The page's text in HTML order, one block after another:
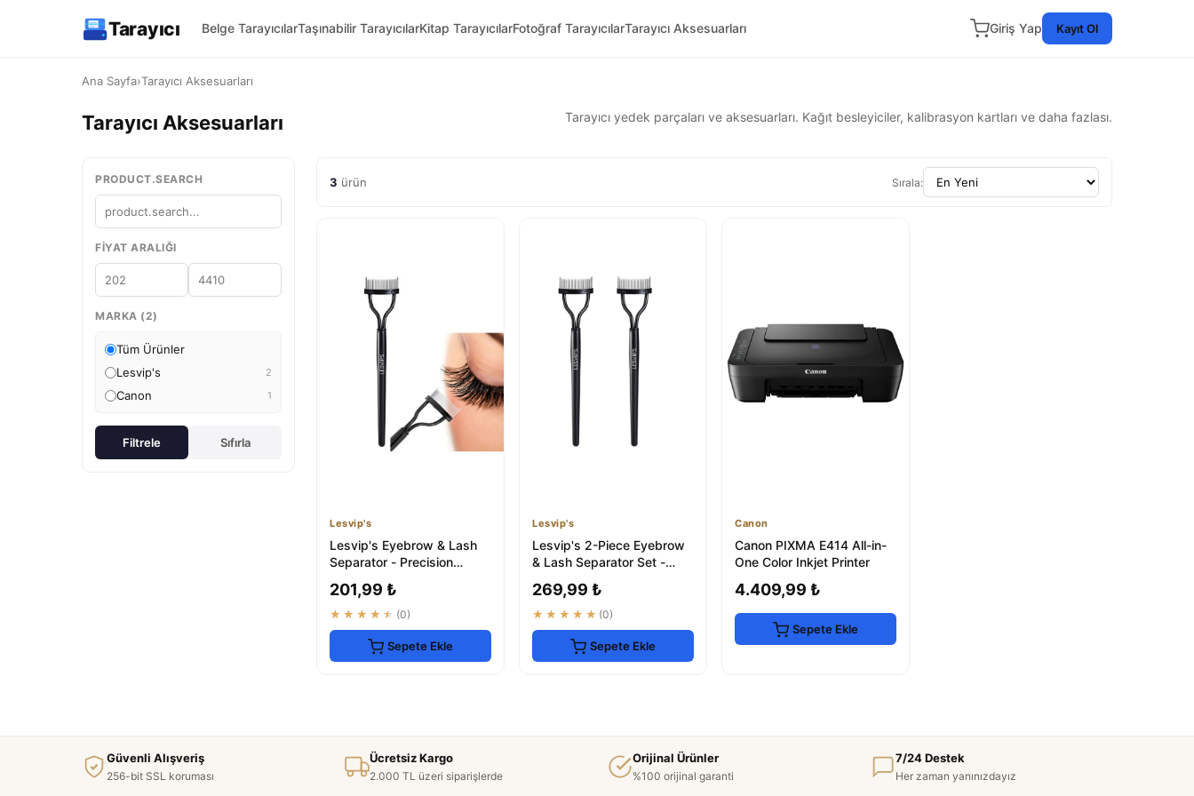
Tarayıcı Belge TarayıcılarTaşınabilir TarayıcılarKitap TarayıcılarFotoğraf TarayıcılarTarayıcı Aksesuarları Giriş Yap Kayıt Ol
Ana Sayfa›Tarayıcı Aksesuarları
Tarayıcı Aksesuarları Tarayıcı yedek parçaları ve aksesuarları. Kağıt besleyiciler, kalibrasyon kartları ve daha fazlası.
PRODUCT.SEARCH
FIYAT ARALIĞI
MARKA (2)
Tüm Ürünler
Lesvip's
2
Canon 1
Filtrele Sıfırla
3 ürün Sırala:
Lesvip's
Lesvip's Eyebrow & Lash
Separator - Precision
201,99 ₺
★★★★★ (0)
Sepete Ekle
Lesvip's
Lesvip's 2-Piece Eyebrow
& Lash Separator Set -
269,99 ₺
★★★★★ (0)
Sepete Ekle
Canon
Canon PIXMA E414 All-in-
One Color Inkjet Printer
4.409,99 ₺
Sepete Ekle
Güvenli Alışveriş
256-bit SSL koruması
Ücretsiz Kargo
2.000 TL üzeri siparişlerde
Orijinal Ürünler
%100 orijinal garanti
7/24 Destek
Her zaman yanınızdayız